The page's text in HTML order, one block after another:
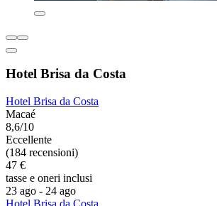
Hotel Brisa da Costa
Hotel Brisa da Costa
Macaé
8,6/10
Eccellente
(184 recensioni)
47 €
tasse e oneri inclusi
23 ago - 24 ago
Hotel Brisa da Costa